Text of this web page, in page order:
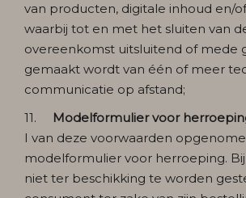
van producten, digitale inhoud en/
waarbij tot en met het sluiten van
overeenkomst uitsluitend of mede
gemaakt wordt van één of meer
communicatie op afstand;
11.
Modelformulier voor
I van deze voorwaarden
modelformulier voor herroeping.
niet ter beschikking te worden